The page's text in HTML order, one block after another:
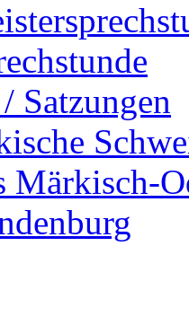
Satzungen
Märkisch-